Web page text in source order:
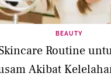
BEAUTY
Routine
Akibat